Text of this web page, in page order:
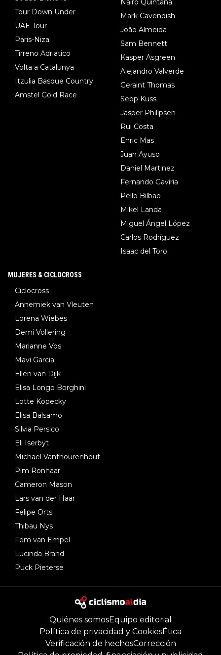
Tour Down Under
UAE Tour
Paris-Niza
Tirreno Adriatico
Volta a Catalunya
Itzulia Basque Country
Amstel Gold Race
Nairo Quintana
Mark Cavendish
João Almeida
Sam Bennett
Kasper Asgreen
Alejandro Valverde
Geraint Thomas
Sepp Kuss
Jasper Philipsen
Rui Costa
Enric Mas
Juan Ayuso
Daniel Martinez
Fernando Gaviria
Pello Bilbao
Mikel Landa
Miguel Ángel López
Carlos Rodríguez
Isaac del Toro
MUJERES & CICLOCROSS
Ciclocross
Annemiek van Vleuten
Lorena Wiebes
Demi Vollering
Marianne Vos
Mavi Garcia
Ellen van Dijk
Elisa Longo Borghini
Lotte Kopecky
Elisa Balsamo
Silvia Persico
Eli Iserbyt
Michael Vanthourenhout
Pim Ronhaar
Cameron Mason
Lars van der Haar
Felipe Orts
Thibau Nys
Fem van Empel
Lucinda Brand
Puck Pieterse
Quiénes somosEquipo editorial
Política de privacidad y CookiesÉtica
Verificación de hechosCorrección